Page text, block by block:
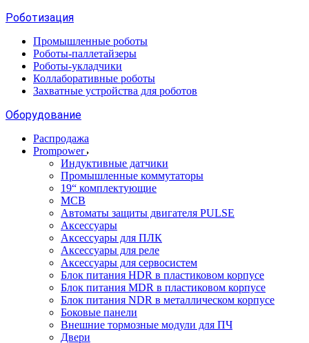
Роботизация
Промышленные роботы
Роботы-паллетайзеры
Роботы-укладчики
Коллаборативные роботы
Захватные устройства для роботов
Оборудование
Распродажа
Prompower
Индуктивные датчики
Промышленные коммутаторы
19“ комплектующие
MCB
Автоматы защиты двигателя PULSE
Аксессуары
Аксессуары для ПЛК
Аксессуары для реле
Аксессуары для сервосистем
Блок питания HDR в пластиковом корпусе
Блок питания MDR в пластиковом корпусе
Блок питания NDR в металлическом корпусе
Боковые панели
Внешние тормозные модули для ПЧ
Двери